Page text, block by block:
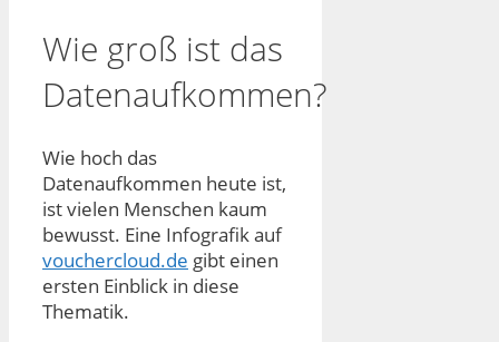
Wie groß ist das
Datenaufkommen?
Wie hoch das
Datenaufkommen heute ist,
ist vielen Menschen kaum
bewusst. Eine Infografik auf
vouchercloud.de gibt einen
ersten Einblick in diese
Thematik.